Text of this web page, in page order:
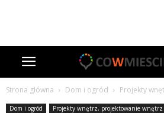
Strona główna Dom i ogród Projekty
Dom i ogród Projekty wnętrz, projektowanie wnętrz